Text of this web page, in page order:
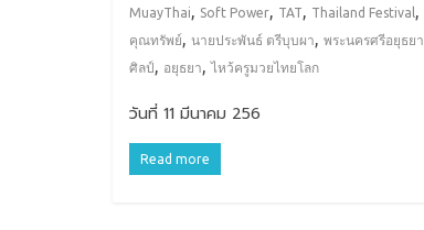
MuayThai, Soft Power, TAT, Thailand Festival ,
คุณทรัพย์, นายประพันธ์ ตรีบุบผา, พระนครศรีอยุธยา
ศิลป์, อยุธยา,ไหว้ครูมวยไทยโลก
วันที่ 11 มีนาคม 256
Read more